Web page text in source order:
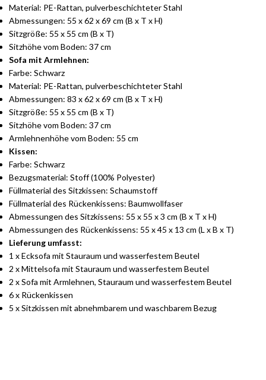
Material: PE-Rattan, pulverbeschichteter Stahl
Abmessungen: 55 x 62 x 69 cm (B x T x H)
Sitzgröße: 55 x 55 cm (B x T)
Sitzhöhe vom Boden: 37 cm
Sofa mit Armlehnen:
Farbe: Schwarz
Material: PE-Rattan, pulverbeschichteter Stahl
Abmessungen: 83 x 62 x 69 cm (B x T x H)
Sitzgröße: 55 x 55 cm (B x T)
Sitzhöhe vom Boden: 37 cm
Armlehnenhöhe vom Boden: 55 cm
Kissen:
Farbe: Schwarz
Bezugsmaterial: Stoff (100% Polyester)
Füllmaterial des Sitzkissen: Schaumstoff
Füllmaterial des Rückenkissens: Baumwollfaser
Abmessungen des Sitzkissens: 55 x 55 x 3 cm (B x T x H)
Abmessungen des Rückenkissens: 55 x 45 x 13 cm (L x B x T)
Lieferung umfasst:
1 x Ecksofa mit Stauraum und wasserfestem Beutel
2 x Mittelsofa mit Stauraum und wasserfestem Beutel
2 x Sofa mit Armlehnen, Stauraum und wasserfestem Beutel
6 x Rückenkissen
5 x Sitzkissen mit abnehmbarem und waschbarem Bezug